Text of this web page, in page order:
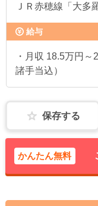
ＪＲ赤穂線「大多
給与
・月収 18.5万円
諸手当込）
保存する
かんたん無料